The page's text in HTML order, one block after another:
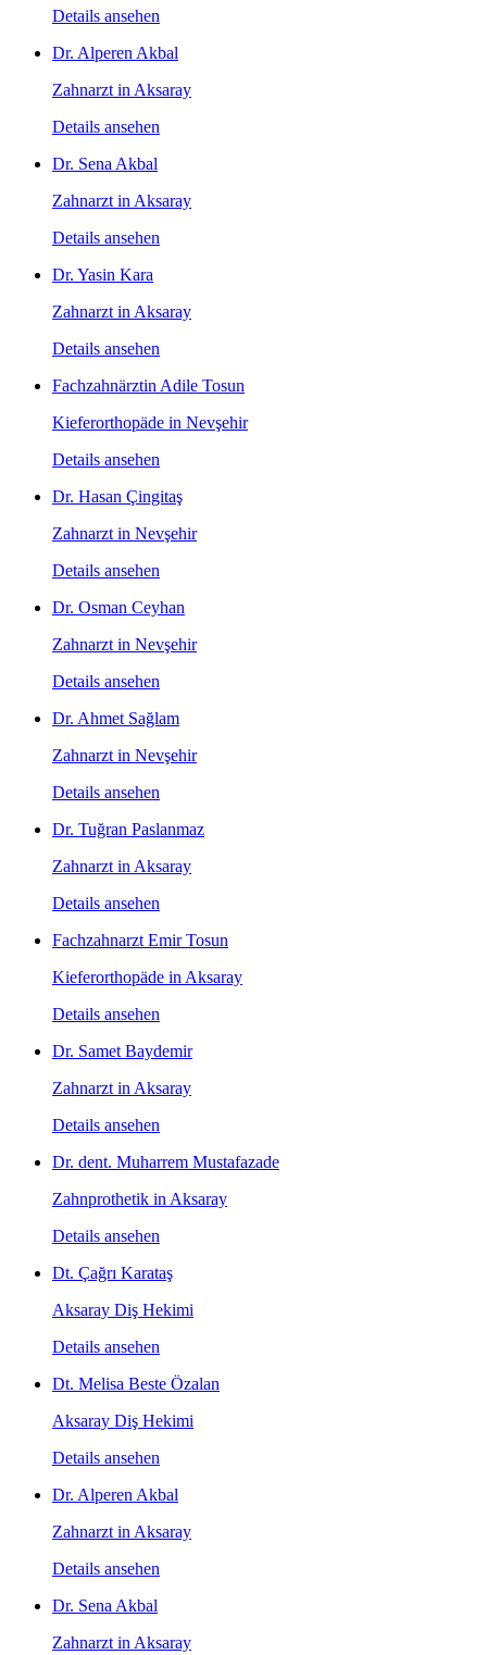
Details ansehen
Dr. Alperen Akbal
Zahnarzt in Aksaray
Details ansehen
Dr. Sena Akbal
Zahnarzt in Aksaray
Details ansehen
Dr. Yasin Kara
Zahnarzt in Aksaray
Details ansehen
Fachzahnärztin Adile Tosun
Kieferorthopäde in Nevşehir
Details ansehen
Dr. Hasan Çingitaş
Zahnarzt in Nevşehir
Details ansehen
Dr. Osman Ceyhan
Zahnarzt in Nevşehir
Details ansehen
Dr. Ahmet Sağlam
Zahnarzt in Nevşehir
Details ansehen
Dr. Tuğran Paslanmaz
Zahnarzt in Aksaray
Details ansehen
Fachzahnarzt Emir Tosun
Kieferorthopäde in Aksaray
Details ansehen
Dr. Samet Baydemir
Zahnarzt in Aksaray
Details ansehen
Dr. dent. Muharrem Mustafazade
Zahnprothetik in Aksaray
Details ansehen
Dt. Çağrı Karataş
Aksaray Diş Hekimi
Details ansehen
Dt. Melisa Beste Özalan
Aksaray Diş Hekimi
Details ansehen
Dr. Alperen Akbal
Zahnarzt in Aksaray
Details ansehen
Dr. Sena Akbal
Zahnarzt in Aksaray